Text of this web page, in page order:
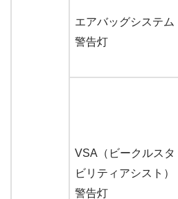
エアバッグシステム
警告灯
VSA（ビークルスタ
ビリティアシスト）
警告灯